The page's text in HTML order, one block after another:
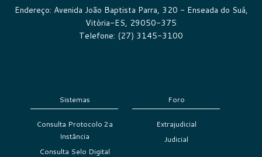
Endereço: Avenida João Baptista Parra, 320 - Enseada do Suá,
Vitória-ES, 29050-375
Telefone: (27) 3145-3100
Sistemas
Consulta Protocolo 2a
Instância
Consulta Selo Digital
Foro
Extrajudicial
Judicial